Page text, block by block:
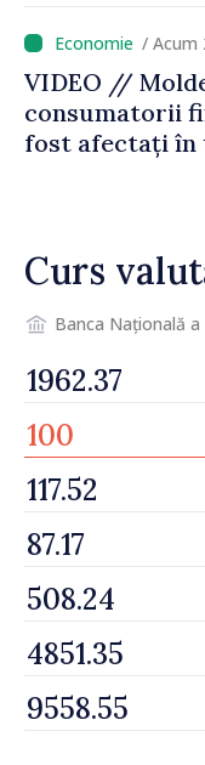
caniculă
/ Acum
VIDEO //
consumatorii
fost afectați în
regim prioritar
Curs
Banca Națională